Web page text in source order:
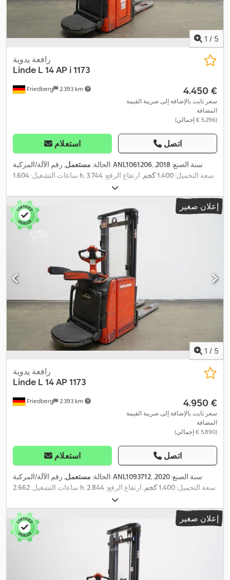
1 / 5
Friedberg 2.393 km
رافعة يدوية
Linde L 14 AP i 1173
‏4.450 €
سعر ثابت بالإضافة إلى ضريبة القيمة
المضافة
(‏5.296 € إجمالي)
استعلام اتصل
الحالة: مستعمل , رقم الآلة/المركبة:ANL1061206 , سنة الصنع:2018
,
ساعات التشغيل: 1.604 h , سعة التحميل:1.400 كجم , ارتفاع الرفع: 3.744
, مركز تحميل الحمولة:
سيمبلكس, سعة البطارية:375 آه , جهد البطارية: 24 V, عرض إطار
الشوكة:
, طول الشوكات: 1.400 كجم
,
, الطول الكلي: , العرض الكلي:800
, وقود:كهرباء
إعلان صغير
1 / 5
Friedberg 2.393 km
رافعة يدوية
Linde L 14 AP 1173
‏4.950 €
سعر ثابت بالإضافة إلى ضريبة القيمة
المضافة
(‏5.890 € إجمالي)
استعلام اتصل
الحالة: مستعمل , رقم الآلة/المركبة:ANL1093712 , سنة الصنع:2020
,
ساعات التشغيل: 2.662 h , سعة التحميل:1.400 كجم , ارتفاع الرفع: 2.844
, مركز تحميل الحمولة:
سيمبلكس, سعة البطارية:375 آه , جهد البطارية: 24 V, عرض إطار
الشوكة:
1.396 كجم
,
, الطول الكلي: , العرض الكلي:800
, وقود:كهرباء
إعلان صغير